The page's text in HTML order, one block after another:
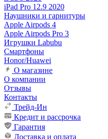
iPad Pro 12.9 2020
Наушники и гарнитуры
Apple Airpods 4
Apple Airpods Pro 3
Игрушки Labubu
Смартфоны
Honor/Huawei
О магазине
О компании
Отзывы
Контакты
Трейд-Ин
Кредит и рассрочка
Гарантия
Доставка и оплата